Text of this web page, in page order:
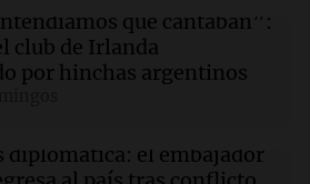
en Argentina: más de 4 mil
a niños y madres
logra una victoria
se adueña del podio en
qué cantaban”:
club de Irlanda
por hinchas argentinos
diplomática: el embajador